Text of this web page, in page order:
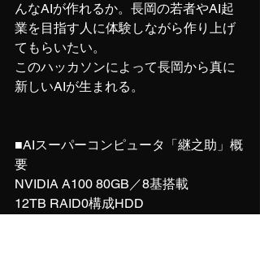
んなAIが作れるか。長岡の若者やAI起
業を目指す人に体験しながら作り上げ
てもらいたい。
このハッカソンによって長岡から真に
新しいAIが生まれる。
■AIスーパーコンピュータ「継之助」概
要
NVIDIA A100 80GB／8基搭載
12TB RAID0構成HDD